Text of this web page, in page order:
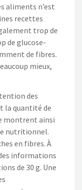
aliments n’est
recettes
trop de
de glucose-
de fibres.
mieux,
des
la quantité de
montrent ainsi
nutritionnel.
en fibres. À
informations
de 30 g. Une